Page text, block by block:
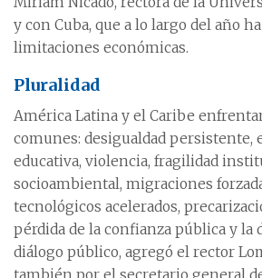
y con Cuba, que a lo largo del año
limitaciones económicas.
Pluralidad
América Latina y el Caribe
comunes: desigualdad persistente,
educativa, violencia, fragilidad
socioambiental, migraciones
tecnológicos acelerados,
pérdida de la confianza pública y la
diálogo público, agregó el rector